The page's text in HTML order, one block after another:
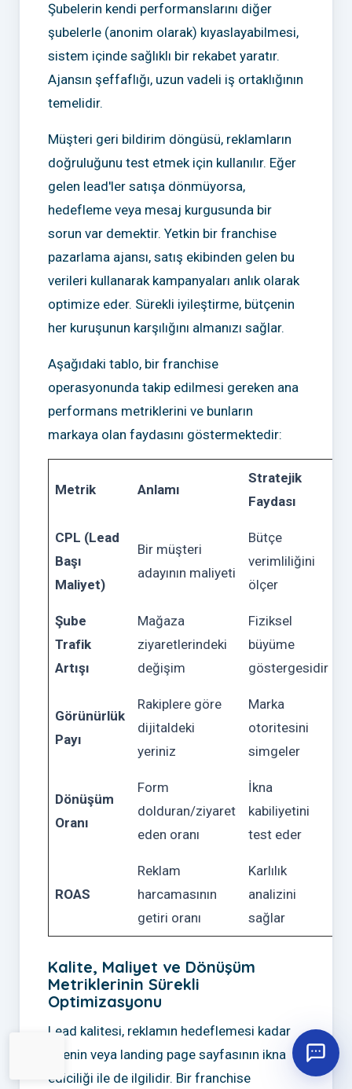
Şubelerin kendi performanslarını diğer
şubelerle (anonim olarak) kıyaslayabilmesi,
sistem içinde sağlıklı bir rekabet yaratır.
Ajansın şeffaflığı, uzun vadeli iş ortaklığının
temelidir.
Müşteri geri bildirim döngüsü, reklamların
doğruluğunu test etmek için kullanılır. Eğer
gelen lead'ler satışa dönmüyorsa,
hedefleme veya mesaj kurgusunda bir
sorun var demektir. Yetkin bir franchise
pazarlama ajansı, satış ekibinden gelen bu
verileri kullanarak kampanyaları anlık olarak
optimize eder. Sürekli iyileştirme, bütçenin
her kuruşunun karşılığını almanızı sağlar.
Aşağıdaki tablo, bir franchise
operasyonunda takip edilmesi gereken ana
performans metriklerini ve bunların
markaya olan faydasını göstermektedir:
Metrik Anlamı
Stratejik
Faydası
CPL (Lead
Başı
Maliyet)
Bir müşteri
adayının maliyeti
Bütçe
verimliliğini
ölçer
Şube
Trafik
Artışı
Mağaza
ziyaretlerindeki
değişim
Fiziksel
büyüme
göstergesidir
Görünürlük
Payı
Rakiplere göre
dijitaldeki
yeriniz
Marka
otoritesini
simgeler
Dönüşüm
Oranı
Form
dolduran/ziyaret
eden oranı
İkna
kabiliyetini
test eder
ROAS
Reklam
harcamasının
getiri oranı
Karlılık
analizini
sağlar
Kalite, Maliyet ve Dönüşüm
Metriklerinin Sürekli
Optimizasyonu
Lead kalitesi, reklamın hedeflemesi kadar
sitenin veya landing page sayfasının ikna
ediciliği ile de ilgilidir. Bir franchise